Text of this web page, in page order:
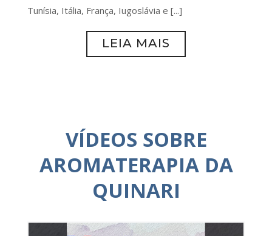
Tunísia, Itália, França, Iugoslávia e [...]
LEIA MAIS
VÍDEOS SOBRE
AROMATERAPIA DA
QUINARI